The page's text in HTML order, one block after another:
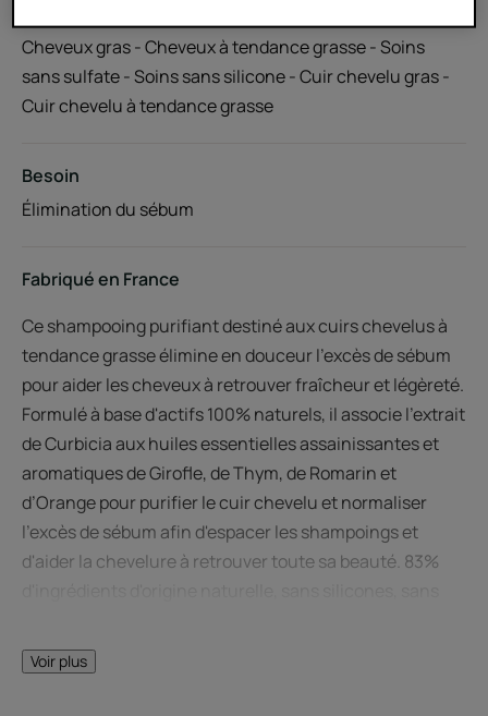
Cheveux gras - Cheveux à tendance grasse - Soins
sans sulfate - Soins sans silicone - Cuir chevelu gras -
Cuir chevelu à tendance grasse
Besoin
Élimination du sébum
Fabriqué en France
Ce shampooing purifiant destiné aux cuirs chevelus à
tendance grasse élimine en douceur l'excès de sébum
pour aider les cheveux à retrouver fraîcheur et légèreté.
Formulé à base d'actifs 100% naturels, il associe l'extrait
de Curbicia aux huiles essentielles assainissantes et
aromatiques de Girofle, de Thym, de Romarin et
d’Orange pour purifier le cuir chevelu et normaliser
l'excès de sébum afin d'espacer les shampoings et
d'aider la chevelure à retrouver toute sa beauté. 83%
Voir plus